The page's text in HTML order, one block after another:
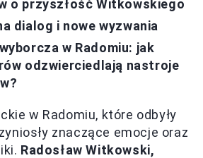
o przyszłość Witkowskiego
dialog i nowe wyzwania
w Radomiu: jak
odzwierciedlają nastroje
w Radomiu, które odbyły
znaczące emocje oraz
Radosław Witkowski,